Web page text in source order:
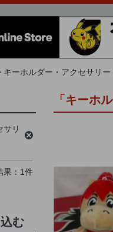
キーホルダー・アクセサリー
「キーホ
サリ
果：1件
む